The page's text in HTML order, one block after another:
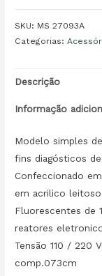
SKU: MS 27093A
Categorias:
Descrição
Informação
Modelo simples
fins diagósticos
Confeccionado
em acrilico
Fluorescentes de
reatores
Tensão 110 / 220
comp.073cm